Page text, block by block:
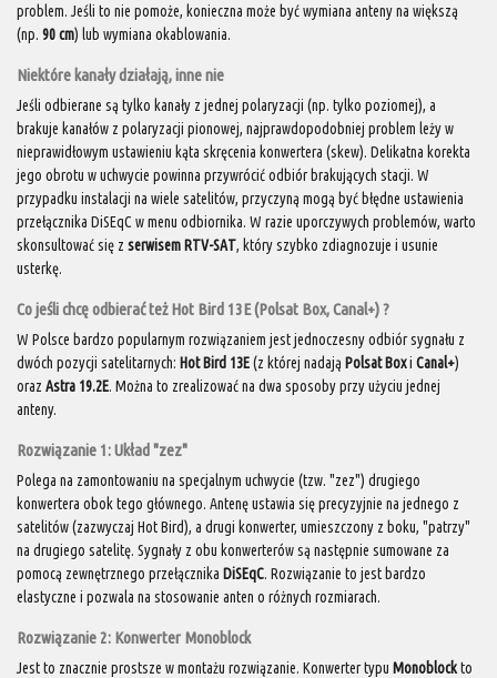
problem. Jeśli to nie pomoże, konieczna może być wymiana anteny na większą
(np. 90 cm) lub wymiana okablowania.
Niektóre kanały działają, inne nie
Jeśli odbierane są tylko kanały z jednej polaryzacji (np. tylko poziomej), a
brakuje kanałów z polaryzacji pionowej, najprawdopodobniej problem leży w
nieprawidłowym ustawieniu kąta skręcenia konwertera (skew). Delikatna korekta
jego obrotu w uchwycie powinna przywrócić odbiór brakujących stacji. W
przypadku instalacji na wiele satelitów, przyczyną mogą być błędne ustawienia
przełącznika DiSEqC w menu odbiornika. W razie uporczywych problemów, warto
skonsultować się z serwisem RTV-SAT, który szybko zdiagnozuje i usunie
usterkę.
Co jeśli chcę odbierać też Hot Bird 13E (Polsat Box, Canal+) ?
W Polsce bardzo popularnym rozwiązaniem jest jednoczesny odbiór sygnału z
dwóch pozycji satelitarnych: Hot Bird 13E(z której nadają Polsat Boxi Canal+)
oraz Astra 19.2E. Można to zrealizować na dwa sposoby przy użyciu jednej
anteny.
Rozwiązanie 1: Układ "zez"
Polega na zamontowaniu na specjalnym uchwycie (tzw. "zez") drugiego
konwertera obok tego głównego. Antenę ustawia się precyzyjnie na jednego z
satelitów (zazwyczaj Hot Bird), a drugi konwerter, umieszczony z boku, "patrzy"
na drugiego satelitę. Sygnały z obu konwerterów są następnie sumowane za
pomocą zewnętrznego przełącznika DiSEqC. Rozwiązanie to jest bardzo
elastyczne i pozwala na stosowanie anten o różnych rozmiarach.
Rozwiązanie 2: Konwerter Monoblock
Jest to znacznie prostsze w montażu rozwiązanie. Konwerter typu Monoblockto